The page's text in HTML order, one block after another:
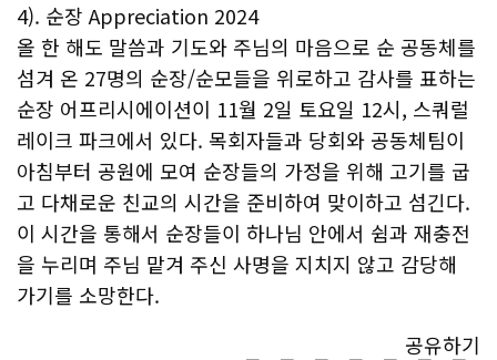
4). 순장 Appreciation 2024
올 한 해도 말씀과 기도와 주님의 마음으로 순 공동체를
섬겨 온 27명의 순장/순모들을 위로하고 감사를 표하는
순장 어프리시에이션이 11월 2일 토요일 12시, 스쿼럴
레이크 파크에서 있다. 목회자들과 당회와 공동체팀이
아침부터 공원에 모여 순장들의 가정을 위해 고기를 굽
고 다채로운 친교의 시간을 준비하여 맞이하고 섬긴다.
이 시간을 통해서 순장들이 하나님 안에서 쉼과 재충전
을 누리며 주님 맡겨 주신 사명을 지치지 않고 감당해
가기를 소망한다.
공유하기